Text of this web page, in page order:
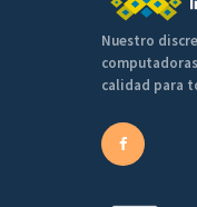
Nuestro
calidad para